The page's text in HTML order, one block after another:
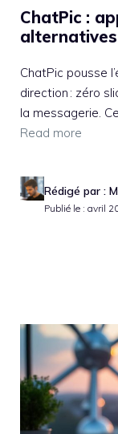
ChatPic :
ChatPic pousse
direction : zéro
la messagerie.
Read more
Rédigé par :
Publié le : avril